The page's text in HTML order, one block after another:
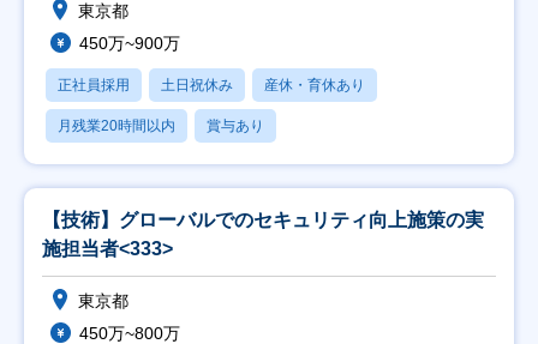
東京都
450万~900万
正社員採用 土日祝休み 産休・育休あり
月残業20時間以内 賞与あり
【技術】グローバルでのセキュリティ向上施策の実
施担当者<333>
東京都
450万~800万